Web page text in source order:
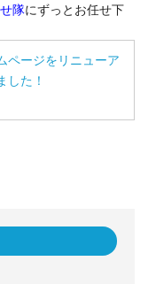
隊にずっとお任せ下
ページをリニューア
した！